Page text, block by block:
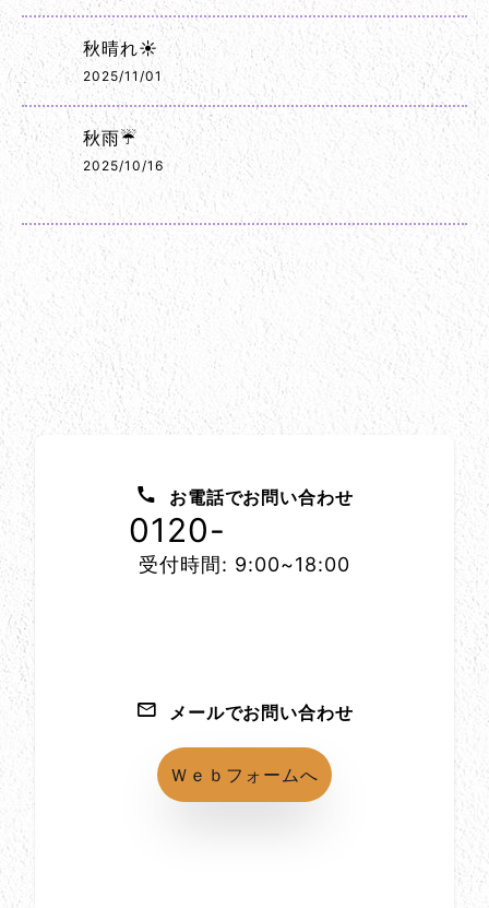
秋晴れ☀️
2025/11/01
秋雨☔
2025/10/16
お電話でお問い合わせ
0120-
受付時間: 9:00~18:00
メールでお問い合わせ
Ｗｅｂフォームへ